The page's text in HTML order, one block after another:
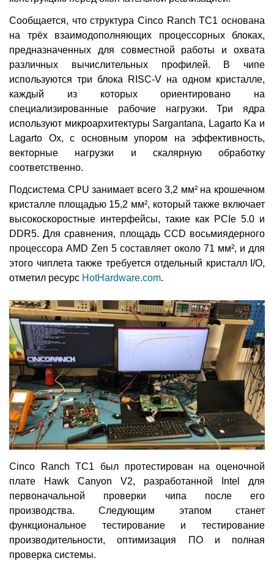
Сообщается, что структура Cinco Ranch TC1 основана
на трёх взаимодополняющих процессорных блоках,
предназначенных для совместной работы и охвата
различных вычислительных профилей. В чипе
используются три блока RISC-V на одном кристалле,
каждый из которых ориентировано на
специализированные рабочие нагрузки. Три ядра
используют микроархитектуры Sargantana, Lagarto Ka и
Lagarto Ox, с основным упором на эффективность,
векторные нагрузки и скалярную обработку
соответственно.
Подсистема CPU занимает всего 3,2 мм² на крошечном
кристалле площадью 15,2 мм², который также включает
высокоскоростные интерфейсы, такие как PCIe 5.0 и
DDR5. Для сравнения, площадь CCD восьмиядерного
процессора AMD Zen 5 составляет около 71 мм², и для
этого чиплета также требуется отдельный кристалл I/O,
отметил ресурс HotHardware.com.
Cinco Ranch TC1 был протестирован на оценочной
плате Hawk Canyon V2, разработанной Intel для
первоначальной проверки чипа после его
производства. Следующим этапом станет
функциональное тестирование и тестирование
производительности, оптимизация ПО и полная
проверка системы.